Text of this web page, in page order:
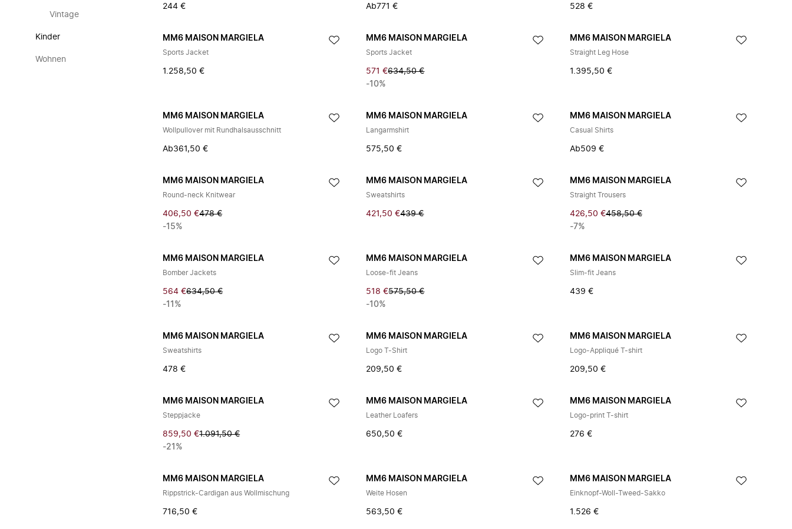
Vintage
Kinder
Wohnen
244 € Ab771 € 528 €
MM6 MAISON MARGIELA
Sports Jacket
1.258,50 €
MM6 MAISON MARGIELA
Sports Jacket
571 €634,50 €
-10%
MM6 MAISON MARGIELA
Straight Leg Hose
1.395,50 €
MM6 MAISON MARGIELA
Wollpullover mit Rundhalsausschnitt
Ab361,50 €
MM6 MAISON MARGIELA
Langarmshirt
575,50 €
MM6 MAISON MARGIELA
Casual Shirts
Ab509 €
MM6 MAISON MARGIELA
Round-neck Knitwear
406,50 €478 €
-15%
MM6 MAISON MARGIELA
Sweatshirts
421,50 €439 €
MM6 MAISON MARGIELA
Straight Trousers
426,50 €458,50 €
-7%
MM6 MAISON MARGIELA
Bomber Jackets
564 €634,50 €
-11%
MM6 MAISON MARGIELA
Loose-fit Jeans
518 €575,50 €
-10%
MM6 MAISON MARGIELA
Slim-fit Jeans
439 €
MM6 MAISON MARGIELA
Sweatshirts
478 €
MM6 MAISON MARGIELA
Logo T-Shirt
209,50 €
MM6 MAISON MARGIELA
Logo-Appliqué T-shirt
209,50 €
MM6 MAISON MARGIELA
Steppjacke
859,50 €1.091,50 €
-21%
MM6 MAISON MARGIELA
Leather Loafers
650,50 €
MM6 MAISON MARGIELA
Logo-print T-shirt
276 €
MM6 MAISON MARGIELA
Rippstrick-Cardigan aus Wollmischung
716,50 €
MM6 MAISON MARGIELA
Weite Hosen
563,50 €
MM6 MAISON MARGIELA
Einknopf-Woll-Tweed-Sakko
1.526 €